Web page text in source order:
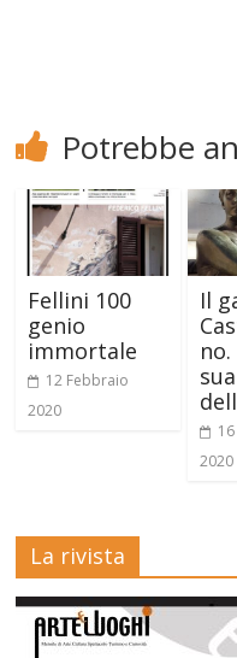
Potrebbe
Fellini 100
genio
immortale
12 Febbraio
2020
Il
2020
La rivista